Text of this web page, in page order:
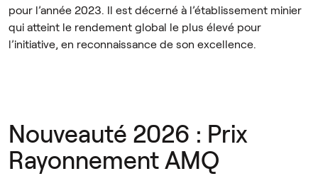
pour l’année 2023. Il est décerné à l’établissement minier
qui atteint le rendement global le plus élevé pour
l’initiative, en reconnaissance de son excellence.
Nouveauté 2026 : Prix
Rayonnement AMQ